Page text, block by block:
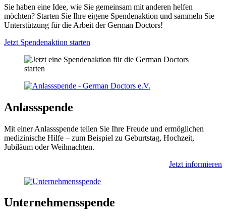
Sie haben eine Idee, wie Sie gemeinsam mit anderen helfen
möchten? Starten Sie Ihre eigene Spendenaktion und sammeln Sie
Unterstützung für die Arbeit der German Doctors!
Jetzt Spendenaktion starten
Anlass­spende
Mit einer Anlassspende teilen Sie Ihre Freude und ermöglichen
medizinische Hilfe – zum Beispiel zu Geburtstag, Hochzeit,
Jubiläum oder Weihnachten.
Jetzt informieren
Unternehmens­spende